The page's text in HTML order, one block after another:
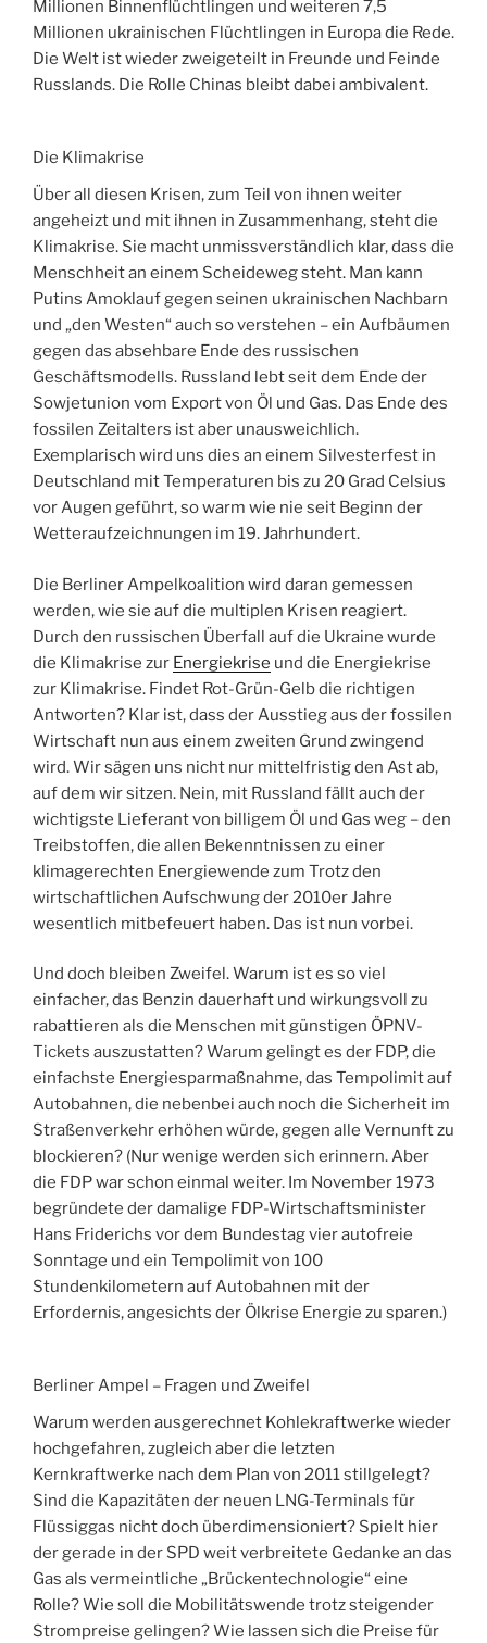
Millionen Binnenflüchtlingen und weiteren 7,5
Millionen ukrainischen Flüchtlingen in Europa die Rede.
Die Welt ist wieder zweigeteilt in Freunde und Feinde
Russlands. Die Rolle Chinas bleibt dabei ambivalent.
Die Klimakrise
Über all diesen Krisen, zum Teil von ihnen weiter
angeheizt und mit ihnen in Zusammenhang, steht die
Klimakrise. Sie macht unmissverständlich klar, dass die
Menschheit an einem Scheideweg steht. Man kann
Putins Amoklauf gegen seinen ukrainischen Nachbarn
und „den Westen“ auch so verstehen – ein Aufbäumen
gegen das absehbare Ende des russischen
Geschäftsmodells. Russland lebt seit dem Ende der
Sowjetunion vom Export von Öl und Gas. Das Ende des
fossilen Zeitalters ist aber unausweichlich.
Exemplarisch wird uns dies an einem Silvesterfest in
Deutschland mit Temperaturen bis zu 20 Grad Celsius
vor Augen geführt, so warm wie nie seit Beginn der
Wetteraufzeichnungen im 19. Jahrhundert.
Die Berliner Ampelkoalition wird daran gemessen
werden, wie sie auf die multiplen Krisen reagiert.
Durch den russischen Überfall auf die Ukraine wurde
die Klimakrise zur Energiekrise und die Energiekrise
zur Klimakrise. Findet Rot-Grün-Gelb die richtigen
Antworten? Klar ist, dass der Ausstieg aus der fossilen
Wirtschaft nun aus einem zweiten Grund zwingend
wird. Wir sägen uns nicht nur mittelfristig den Ast ab,
auf dem wir sitzen. Nein, mit Russland fällt auch der
wichtigste Lieferant von billigem Öl und Gas weg – den
Treibstoffen, die allen Bekenntnissen zu einer
klimagerechten Energiewende zum Trotz den
wirtschaftlichen Aufschwung der 2010er Jahre
wesentlich mitbefeuert haben. Das ist nun vorbei.
Und doch bleiben Zweifel. Warum ist es so viel
einfacher, das Benzin dauerhaft und wirkungsvoll zu
rabattieren als die Menschen mit günstigen ÖPNV-
Tickets auszustatten? Warum gelingt es der FDP, die
einfachste Energiesparmaßnahme, das Tempolimit auf
Autobahnen, die nebenbei auch noch die Sicherheit im
Straßenverkehr erhöhen würde, gegen alle Vernunft zu
blockieren? (Nur wenige werden sich erinnern. Aber
die FDP war schon einmal weiter. Im November 1973
begründete der damalige FDP-Wirtschaftsminister
Hans Friderichs vor dem Bundestag vier autofreie
Sonntage und ein Tempolimit von 100
Stundenkilometern auf Autobahnen mit der
Erfordernis, angesichts der Ölkrise Energie zu sparen.)
Berliner Ampel – Fragen und Zweifel
Warum werden ausgerechnet Kohlekraftwerke wieder
hochgefahren, zugleich aber die letzten
Kernkraftwerke nach dem Plan von 2011 stillgelegt?
Sind die Kapazitäten der neuen LNG-Terminals für
Flüssiggas nicht doch überdimensioniert? Spielt hier
der gerade in der SPD weit verbreitete Gedanke an das
Gas als vermeintliche „Brückentechnologie“ eine
Rolle? Wie soll die Mobilitätswende trotz steigender
Strompreise gelingen? Wie lassen sich die Preise für